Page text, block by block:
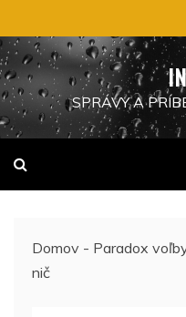
na
obsah
SPRÁVY A
Domov - Paradox
nič